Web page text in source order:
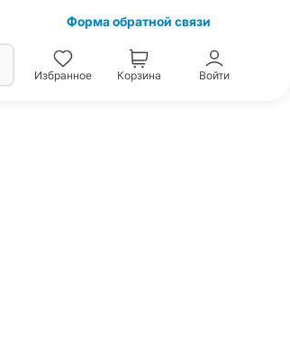
Форма обратной связи
Избранное Корзина Войти